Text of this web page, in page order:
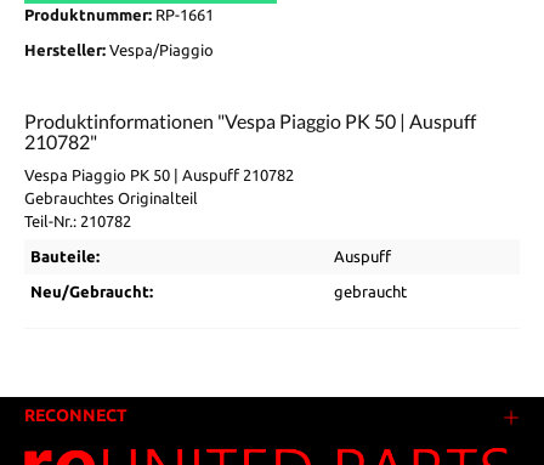
Produktnummer: RP-1661
Hersteller: Vespa/Piaggio
Produktinformationen "Vespa Piaggio PK 50 | Auspuff
210782"
Vespa Piaggio PK 50 | Auspuff 210782
Gebrauchtes Originalteil
Teil-Nr.: 210782
Bauteile: Auspuff
Neu/Gebraucht: gebraucht
RECONNECT